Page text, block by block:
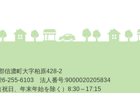
濃町大字柏原428-2
255-6103 法人番号:9000020205834
日、年末年始を除く）8:30～17:15